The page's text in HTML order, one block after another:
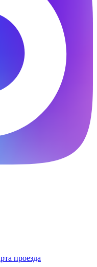
проезда